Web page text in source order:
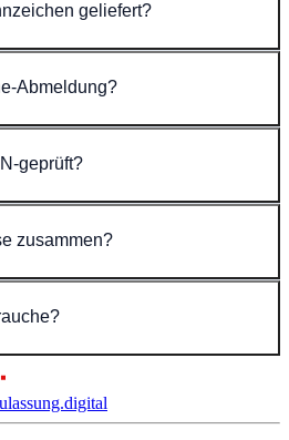
geliefert?
Abmeldung?
geprüft?
zusammen?